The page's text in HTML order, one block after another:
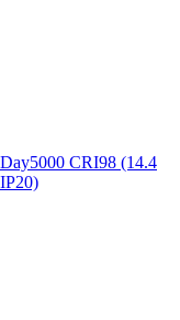
CRI98 (14.4